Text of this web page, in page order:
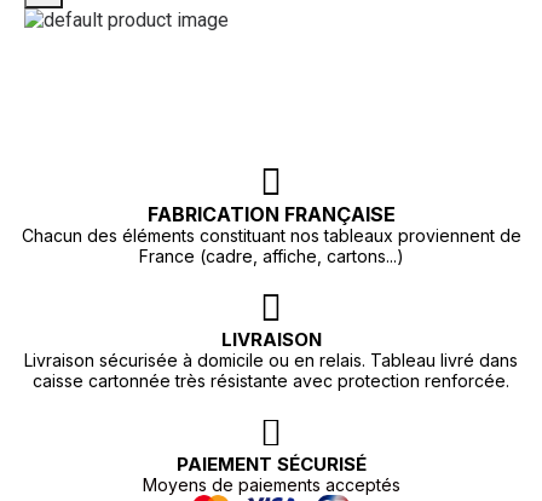
FABRICATION FRANÇAISE
Chacun des éléments constituant nos tableaux proviennent de
France (cadre, affiche, cartons...)
LIVRAISON
Livraison sécurisée à domicile ou en relais. Tableau livré dans
caisse cartonnée très résistante avec protection renforcée.
PAIEMENT SÉCURISÉ
Moyens de paiements acceptés